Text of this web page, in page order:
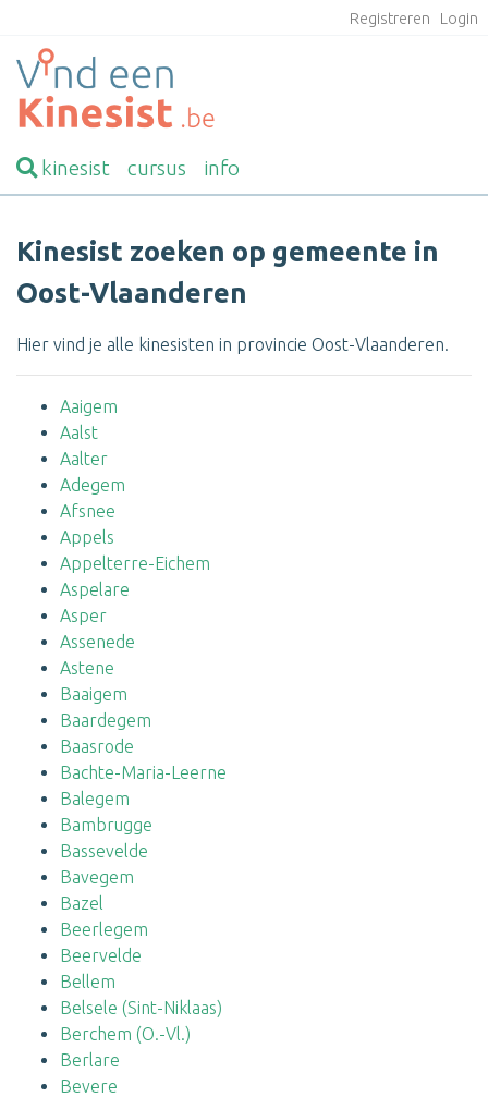
Registreren Login
kinesist cursus info
Kinesist zoeken op gemeente in
Oost-Vlaanderen
Hier vind je alle kinesisten in provincie Oost-Vlaanderen.
Aaigem
Aalst
Aalter
Adegem
Afsnee
Appels
Appelterre-Eichem
Aspelare
Asper
Assenede
Astene
Baaigem
Baardegem
Baasrode
Bachte-Maria-Leerne
Balegem
Bambrugge
Bassevelde
Bavegem
Bazel
Beerlegem
Beervelde
Bellem
Belsele (Sint-Niklaas)
Berchem (O.-Vl.)
Berlare
Bevere